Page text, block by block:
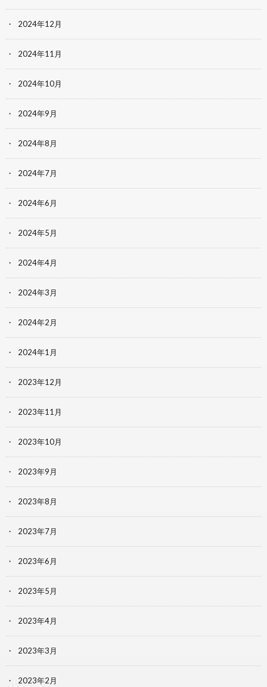
2024年12月
2024年11月
2024年10月
2024年9月
2024年8月
2024年7月
2024年6月
2024年5月
2024年4月
2024年3月
2024年2月
2024年1月
2023年12月
2023年11月
2023年10月
2023年9月
2023年8月
2023年7月
2023年6月
2023年5月
2023年4月
2023年3月
2023年2月